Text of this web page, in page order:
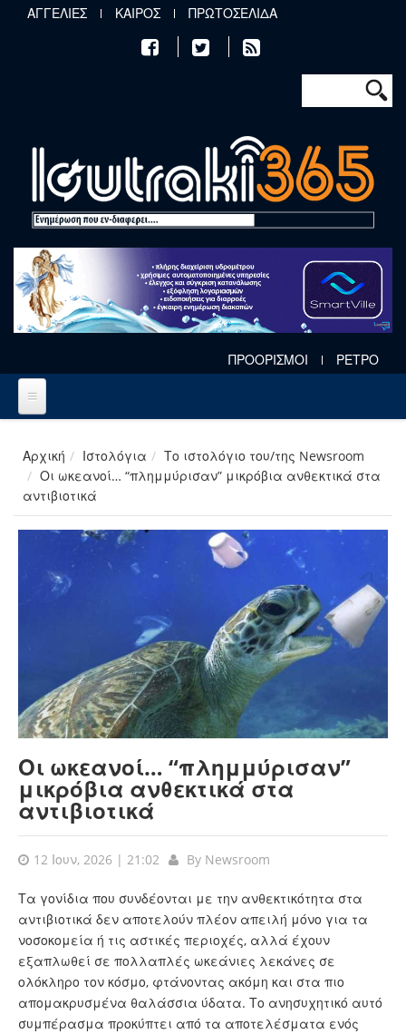
Παράκαμψη προς το κυρίως περιεχόμενο
ΑΓΓΕΛΙΕΣ ΚΑΙΡΟΣ ΠΡΩΤΟΣΕΛΙΔΑ
Φόρμα
Αναζήτηση
ΠΡΟΟΡΙΣΜΟΙ ΡΕΤΡΟ
Αρχική Ιστολόγια
Το ιστολόγιο του/της Newsroom
Οι ωκεανοί… “πλημμύρισαν” μικρόβια ανθεκτικά στα
αντιβιοτικά
Οι ωκεανοί… “πλημμύρισαν”
μικρόβια ανθεκτικά στα
αντιβιοτικά
12 Ιουν, 2026 | 21:02 By Newsroom
Τα γονίδια που συνδέονται με την ανθεκτικότητα στα
αντιβιοτικά δεν αποτελούν πλέον απειλή μόνο για τα
νοσοκομεία ή τις αστικές περιοχές, αλλά έχουν
εξαπλωθεί σε πολλαπλές ωκεάνιες λεκάνες σε
ολόκληρο τον κόσμο, φτάνοντας ακόμη και στα πιο
απομακρυσμένα θαλάσσια ύδατα. Το ανησυχητικό αυτό
συμπέρασμα προκύπτει από τα αποτελέσματα ενός